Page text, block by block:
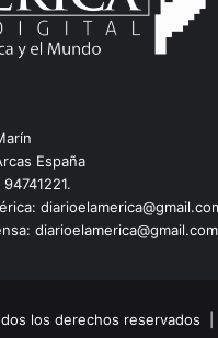
España
diarioelamerica@gmail.com
los derechos reservados